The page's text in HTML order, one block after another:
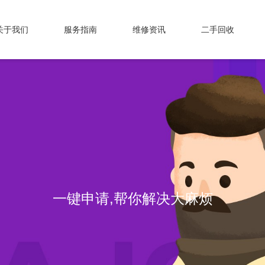
于我们 服务指南 维修资讯 二手回收
专业维修，我们值得信赖！